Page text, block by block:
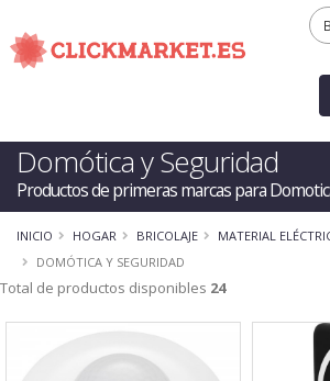
Domótica y Seguridad
Productos de primeras marcas para
INICIO HOGAR BRICOLAJE
MATERIAL
DOMÓTICA Y SEGURIDAD
Total de productos disponibles 24